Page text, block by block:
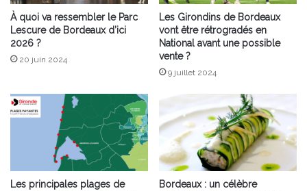
À quoi va ressembler le Parc
Lescure de Bordeaux d’ici
2026 ?
20 juin 2024
Les Girondins de Bordeaux
vont être rétrogradés en
National avant une possible
vente ?
9 juillet 2024
Les principales plages de
Bordeaux : un célèbre